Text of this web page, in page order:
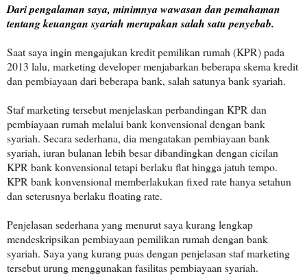
Dari pengalaman saya, minimnya wawasan dan pemahaman
tentang keuangan syariah merupakan salah satu penyebab.
Saat saya ingin mengajukan kredit pemilikan rumah (KPR) pada
2013 lalu, marketing developer menjabarkan beberapa skema kredit
dan pembiayaan dari beberapa bank, salah satunya bank syariah.
Staf marketing tersebut menjelaskan perbandingan KPR dan
pembiayaan rumah melalui bank konvensional dengan bank
syariah. Secara sederhana, dia mengatakan pembiayaan bank
syariah, iuran bulanan lebih besar dibandingkan dengan cicilan
KPR bank konvensional tetapi berlaku flat hingga jatuh tempo.
KPR bank konvensional memberlakukan fixed rate hanya setahun
dan seterusnya berlaku floating rate.
Penjelasan sederhana yang menurut saya kurang lengkap
mendeskripsikan pembiayaan pemilikan rumah dengan bank
syariah. Saya yang kurang puas dengan penjelasan staf marketing
tersebut urung menggunakan fasilitas pembiayaan syariah.